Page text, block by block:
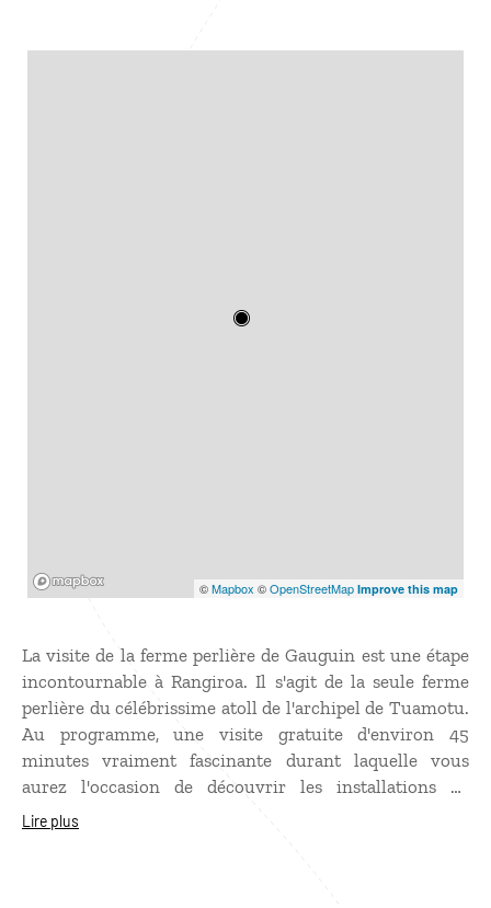
©Mapbox ©OpenStreetMap Improve this map
La visite de la ferme perlière de Gauguin est une étape
incontournable à Rangiroa. Il s'agit de la seule ferme
perlière du célébrissime atoll de l'archipel de Tuamotu.
Au programme, une visite gratuite d'environ 45
minutes vraiment fascinante durant laquelle vous
aurez l'occasion de découvrir les installations de
perliculture, mais également d'assister à une
Lire plus